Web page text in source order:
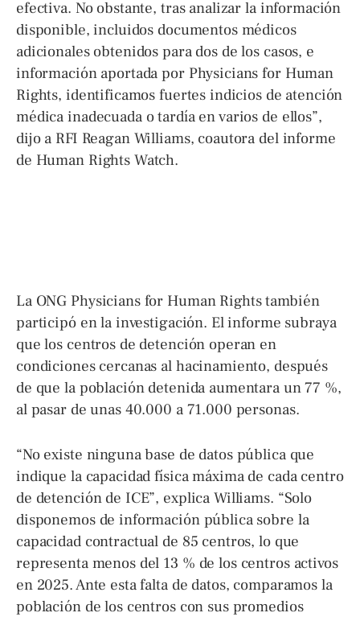
efectiva. No obstante, tras analizar la información
disponible, incluidos documentos médicos
adicionales obtenidos para dos de los casos, e
información aportada por Physicians for Human
Rights, identificamos fuertes indicios de atención
médica inadecuada o tardía en varios de ellos”,
dijo a RFI Reagan Williams, coautora del informe
de Human Rights Watch.
La ONG Physicians for Human Rights también
participó en la investigación. El informe subraya
que los centros de detención operan en
condiciones cercanas al hacinamiento, después
de que la población detenida aumentara un 77 %,
al pasar de unas 40.000 a 71.000 personas.
“No existe ninguna base de datos pública que
indique la capacidad física máxima de cada centro
de detención de ICE”, explica Williams. “Solo
disponemos de información pública sobre la
capacidad contractual de 85 centros, lo que
representa menos del 13 % de los centros activos
en 2025. Ante esta falta de datos, comparamos la
población de los centros con sus promedios